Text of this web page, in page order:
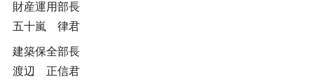
財産運用部長
五十嵐 律君
建築保全部長
渡辺 正信君